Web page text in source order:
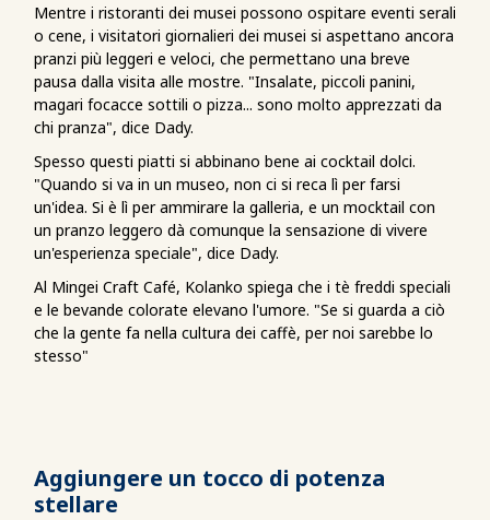
Mentre i ristoranti dei musei possono ospitare eventi serali
o cene, i visitatori giornalieri dei musei si aspettano ancora
pranzi più leggeri e veloci, che permettano una breve
pausa dalla visita alle mostre. "Insalate, piccoli panini,
magari focacce sottili o pizza... sono molto apprezzati da
chi pranza", dice Dady.
Spesso questi piatti si abbinano bene ai cocktail dolci.
"Quando si va in un museo, non ci si reca lì per farsi
un'idea. Si è lì per ammirare la galleria, e un mocktail con
un pranzo leggero dà comunque la sensazione di vivere
un'esperienza speciale", dice Dady.
Al Mingei Craft Café, Kolanko spiega che i tè freddi speciali
e le bevande colorate elevano l'umore. "Se si guarda a ciò
che la gente fa nella cultura dei caffè, per noi sarebbe lo
stesso"
Aggiungere un tocco di potenza
stellare